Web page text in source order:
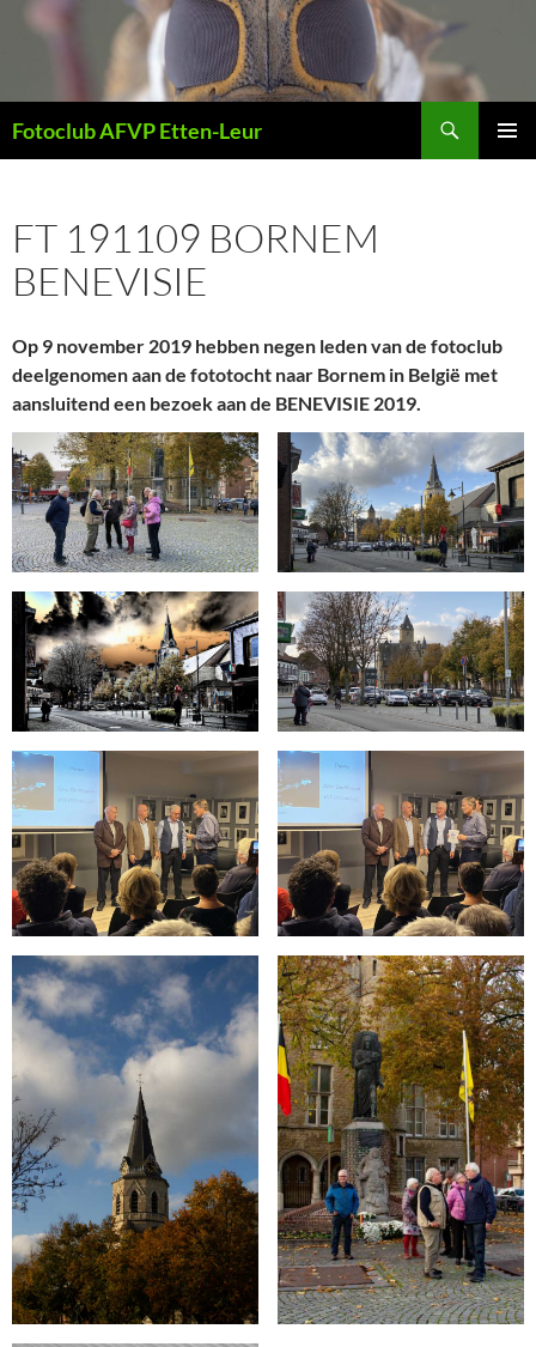
inhoud
Fotoclub AFVP Etten-Leur
FT 191109 BORNEM
BENEVISIE
Op 9 november 2019 hebben negen leden van de fotoclub
deelgenomen aan de fototocht naar Bornem in België met
aansluitend een bezoek aan de BENEVISIE 2019.